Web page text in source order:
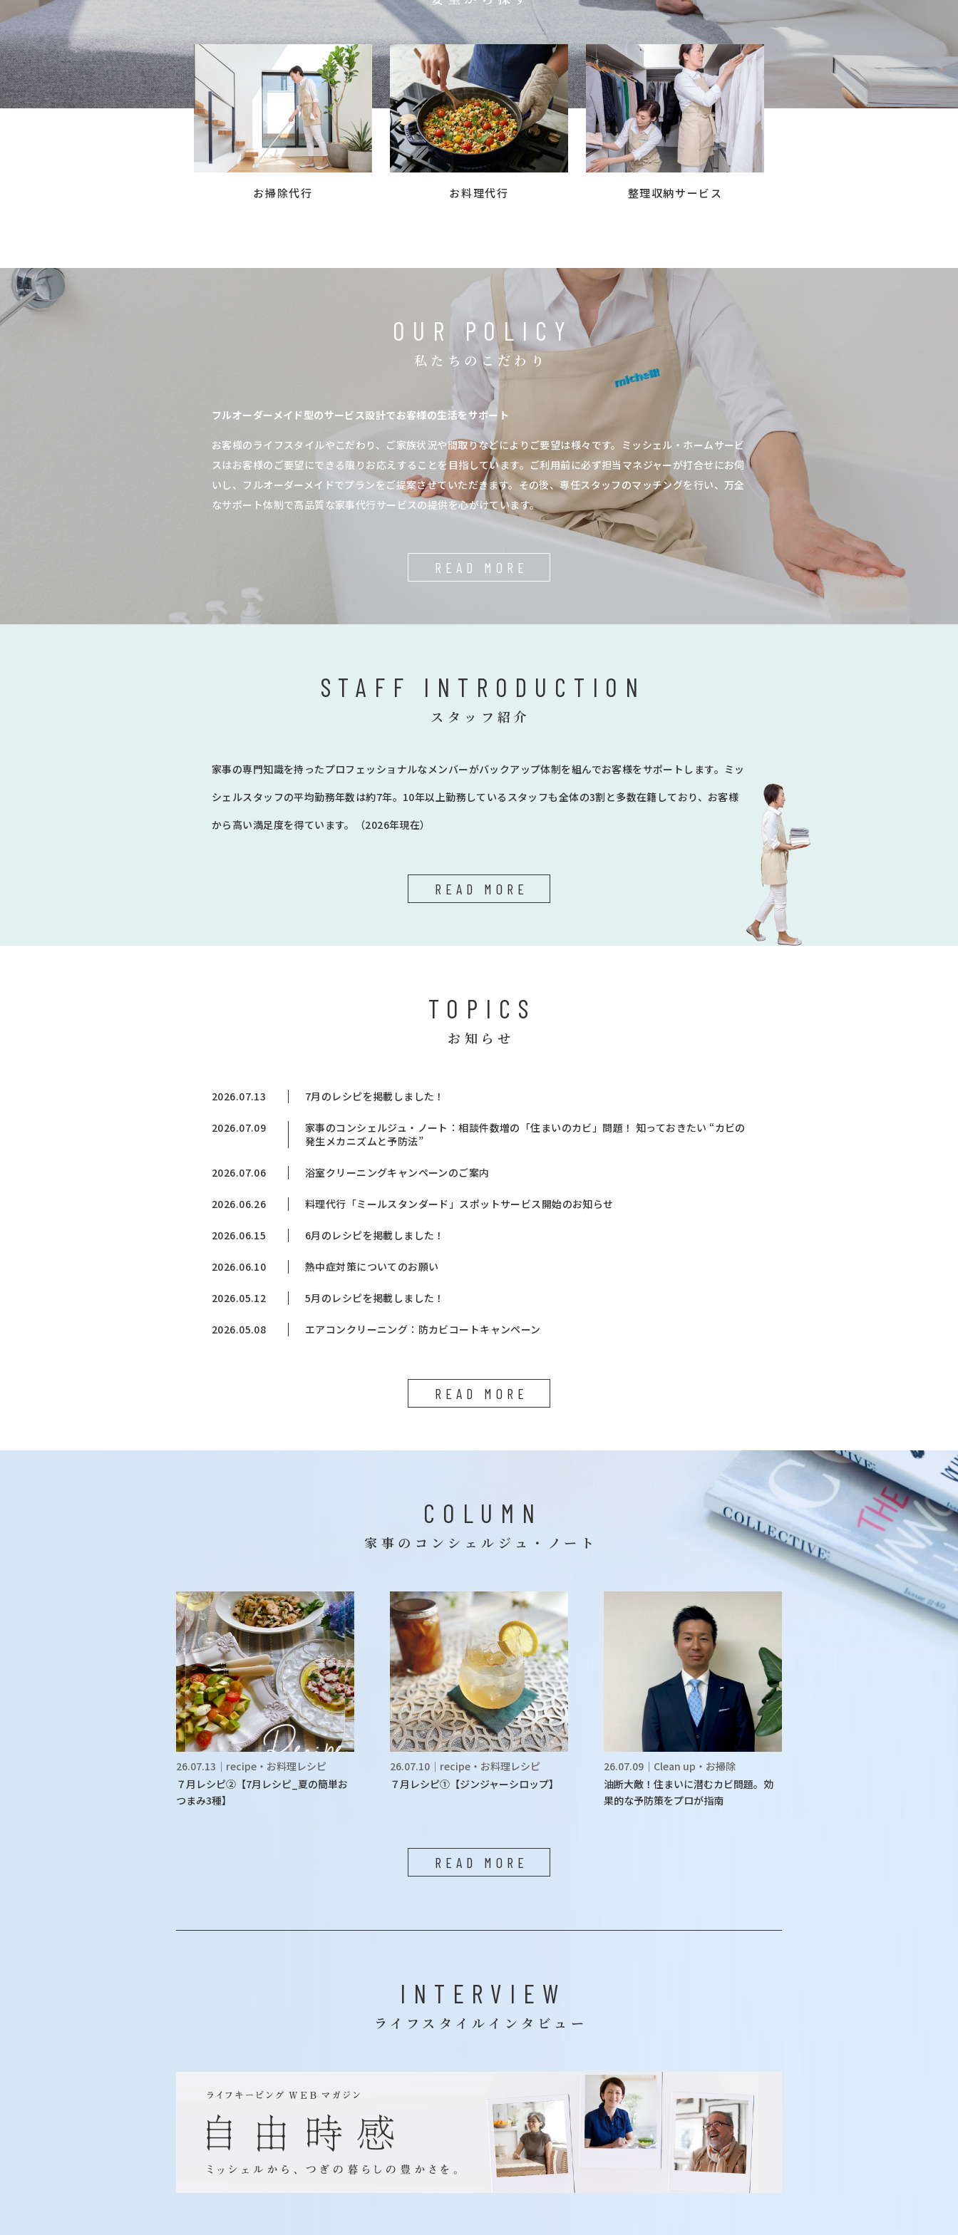
コラム
お知らせ
家事スタッフ募集
お掃除代行 お料理代行 整理収納サービス
OUR POLICY
私たちのこだわり
フルオーダーメイド型のサービス設計でお客様の生活をサポート
お客様のライフスタイルやこだわり、ご家族状況や間取りなどによりご要望は様々です。ミッシェル・ホームサービ
スはお客様のご要望にできる限りお応えすることを目指しています。ご利用前に必ず担当マネジャーが打合せにお伺
いし、フルオーダーメイドでプランをご提案させていただきます。その後、専任スタッフのマッチングを行い、万全
なサポート体制で高品質な家事代行サービスの提供を心がけています。
READ MORE
STAFF INTRODUCTION
スタッフ紹介
家事の専門知識を持ったプロフェッショナルなメンバーがバックアップ体制を組んでお客様をサポートします。ミッ
シェルスタッフの平均勤務年数は約7年。10年以上勤務しているスタッフも全体の3割と多数在籍しており、お客様
から高い満足度を得ています。（2026年現在）
READ MORE
TOPICS
お知らせ
2026.07.13 7月のレシピを掲載しました！
2026.07.09
家事のコンシェルジュ・ノート：相談件数増の「住まいのカビ」問題！ 知っておきたい “カビの
発生メカニズムと予防法”
2026.07.06 浴室クリーニングキャンペーンのご案内
2026.06.26 料理代行「ミールスタンダード」スポットサービス開始のお知らせ
2026.06.15 6月のレシピを掲載しました！
2026.06.10 熱中症対策についてのお願い
2026.05.12 5月のレシピを掲載しました！
2026.05.08 エアコンクリーニング：防カビコートキャンペーン
READ MORE
COLUMN
家事のコンシェルジュ・ノート
26.07.13｜recipe・お料理レシピ
７月レシピ②【7月レシピ_夏の簡単お
つまみ3種】
26.07.10｜recipe・お料理レシピ
７月レシピ①【ジンジャーシロップ】
26.07.09｜Clean up・お掃除
油断大敵！住まいに潜むカビ問題。効
果的な予防策をプロが指南
READ MORE
INTERVIEW
ライフスタイルインタビュー